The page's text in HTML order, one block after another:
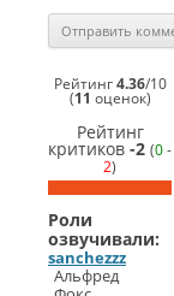
Рейтинг4.36/10
(11 оценок)
Рейтинг
критиков-2 (0-
2)
Роли
озвучивали:
sanchezzz
Альфред